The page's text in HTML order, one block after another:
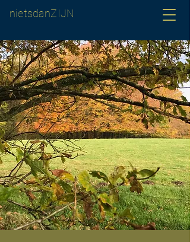
nietsdanZIJN